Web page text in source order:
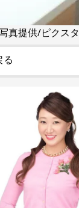
真提供/ピクスタ